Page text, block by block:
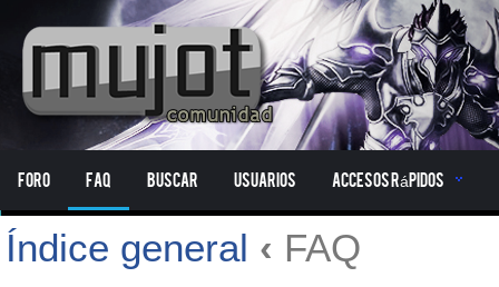
Foro FAQ Buscar Usuarios Accesos Rápidos
Índice general ‹ FAQ